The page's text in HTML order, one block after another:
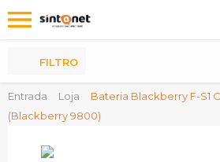
Entrada Loja
Bateria Blackberry F-S1
(Blackberry 9800)
FILTRO